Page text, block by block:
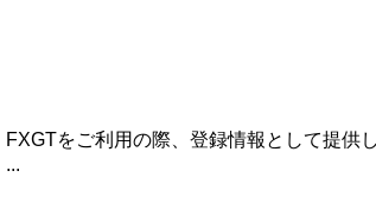
をご利用の際、登録情報として提
...